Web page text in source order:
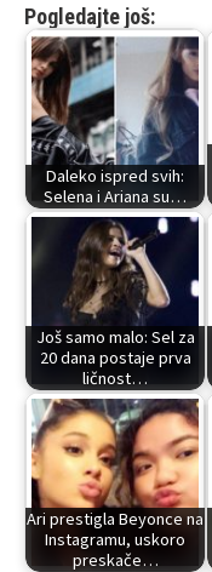
Pogledajte još:
Daleko ispred svih:
Selena i Ariana su…
Još samo malo: Sel za
20 dana postaje prva
ličnost…
Ari prestigla Beyonce na
Instagramu, uskoro
preskače…